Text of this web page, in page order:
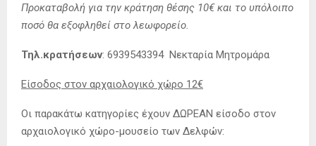
Προκαταβολή για την κράτηση θέσης 10€ και το υπόλοιπο
ποσό θα εξοφληθεί στο λεωφορείο.
Τηλ.κρατήσεων: 6939543394 Νεκταρία Μητρομάρα
Είσοδος στον αρχαιολογικό χώρο 12€
Οι παρακάτω κατηγορίες έχουν ΔΩΡΕΑΝ είσοδο στον
αρχαιολογικό χώρο-μουσείο των Δελφών: